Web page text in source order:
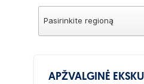
Pasirinkite regioną
APŽVALGINĖ